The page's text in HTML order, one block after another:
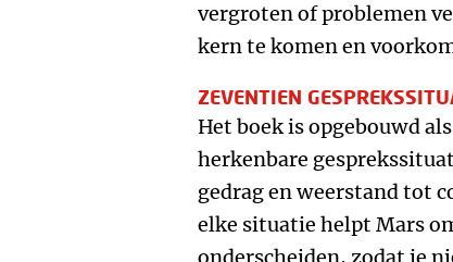
vergroten of problemen
kern te komen en
ZEVENTIEN
Het boek is opgebouwd
herkenbare
gedrag en weerstand tot
elke situatie helpt Mars